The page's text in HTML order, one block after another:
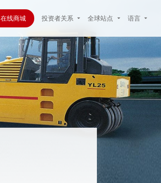
在线商城 投资者关系 全球站点 语言